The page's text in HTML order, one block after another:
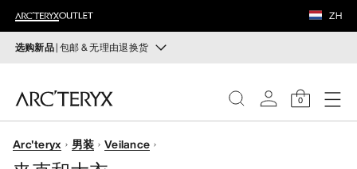
ZH
选购新品| 包邮 & 无理由退换货
运动员的需求，设计师的动力——在优化现有畅销产品的
同时，启发全新的解决方案。新款装备定期上架。
选购女士
0
女士
装备
VEILANCE
发现
Arc'teryx 男装 Veilance